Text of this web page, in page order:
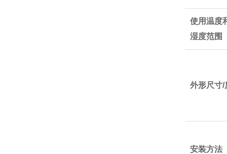
使用温度
湿度范围
外形尺寸/
安装方法